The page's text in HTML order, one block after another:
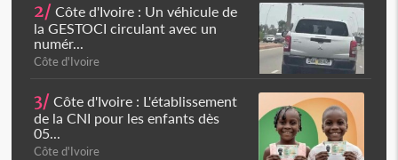
2/ Côte d'Ivoire : Un véhicule de
la GESTOCI circulant avec un
numér...
Côte d'Ivoire
3/ Côte d'Ivoire : L'établissement
de la CNI pour les enfants dès
05...
Côte d'Ivoire